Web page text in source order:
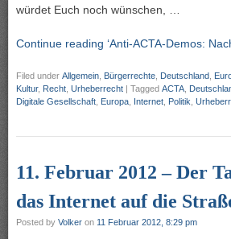
würdet Euch noch wünschen, …
Continue reading ‘Anti-ACTA-Demos:
Filed under Allgemein Bürgerrechte Deutschland
Kultur, Recht Urheberrecht | Tagged ACTA
Digitale Gesellschaft Europa Internet Politik
11. Februar 2012 – Der
das Internet auf die
Posted by Volker on 11 Februar 2012, 8:29 pm